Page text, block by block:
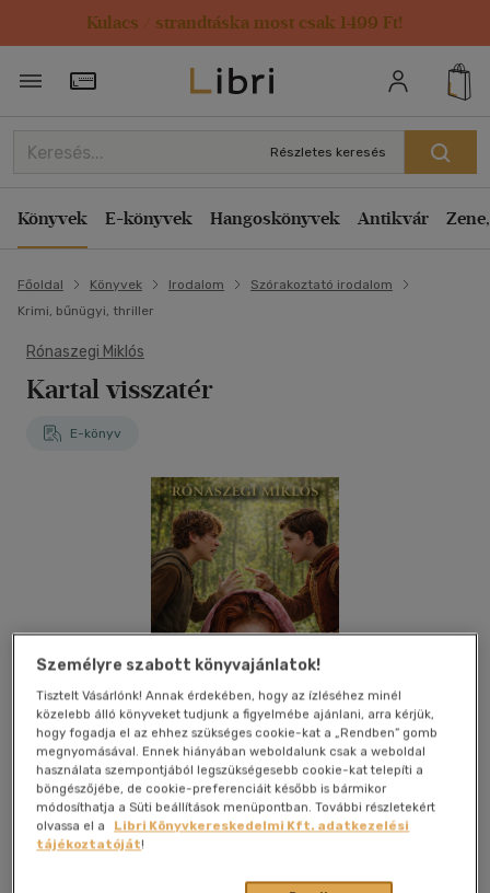
Kulacs / strandtáska most csak 1499 Ft!
Törzsvásárlói Kártya adatai
Részletes keresés
Könyvek E-könyvek Hangoskönyvek Antikvár
Főoldal Könyvek Irodalom
Szórakoztató irodalom
Krimi, bűnügyi, thriller
Rónaszegi Miklós
Kartal visszatér
E-könyv
Beleolvasok
Személyre szabott könyvajánlatok!
Tisztelt Vásárlónk! Annak érdekében, hogy az ízléséhez minél
közelebb álló könyveket tudjunk a figyelmébe ajánlani, arra kérjük,
hogy fogadja el az ehhez szükséges cookie-kat a „Rendben” gomb
megnyomásával. Ennek hiányában weboldalunk csak a weboldal
használata szempontjából legszükségesebb cookie-kat telepíti a
böngészőjébe, de cookie-preferenciáit később is bármikor
módosíthatja a Süti beállítások menüpontban. További részletekért
olvassa el a
Libri Könyvkereskedelmi Kft. adatkezelési
tájékoztatóját!